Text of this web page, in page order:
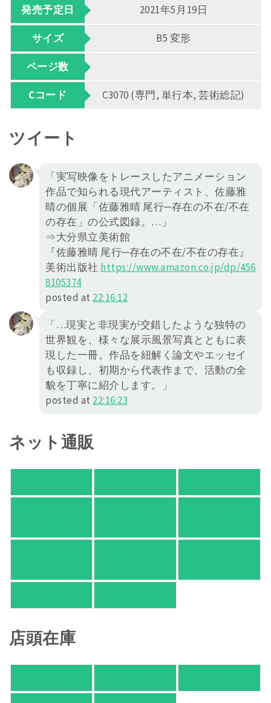
発売予定日 2021年5月19日
サイズ B5 変形
ページ数
Cコード C3070 (専門, 単行本, 芸術総記)
ツイート
「実写映像をトレースしたアニメーション
作品で知られる現代アーティスト、佐藤雅
晴の個展「佐藤雅晴 尾⾏─存在の不在/不在
の存在」の公式図録。…」
⇒大分県立美術館
『佐藤雅晴 尾行─存在の不在/不在の存在』
美術出版社 https://www.amazon.co.jp/dp/456
8105374
posted at 22:16:12
「…現実と非現実が交錯したような独特の
世界観を、様々な展示風景写真とともに表
現した一冊。作品を紐解く論文やエッセイ
も収録し、初期から代表作まで、活動の全
貌を丁寧に紹介します。」
posted at 22:16:23
ネット通販
店頭在庫